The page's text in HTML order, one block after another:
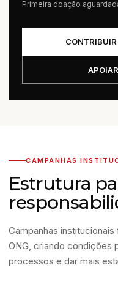
Primeira doação
CAMPANHAS
Estrutura
Campanhas
ONG, criando condições
processos e dar mais